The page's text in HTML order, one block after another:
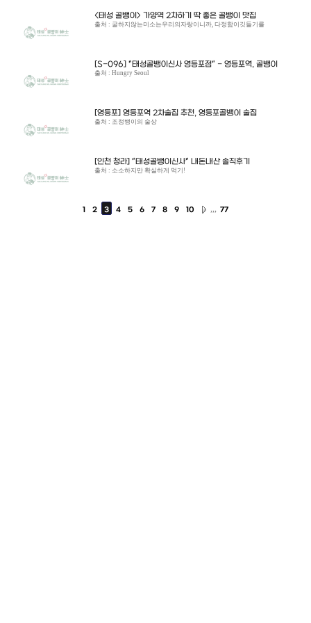
<태성 골뱅이> 가양역 2차하기 딱 좋은 골뱅이 맛집
출처 : 굴하지않는미소는우리의자랑이니까, 다정함이깃들기를
[S-096] "태성골뱅이신사 영등포점" - 영등포역, 골뱅이
출처 : Hungry Seoul
[영등포] 영등포역 2차술집 추천, 영등포골뱅이 술집
출처 : 조정뱅이의 술상
[인천 청라] "태성골뱅이신사" 내돈내산 솔직후기
출처 : 소소하지만 확실하게 먹기!
1 2 3 4 5 6 7 8 9 10 ,,, 77